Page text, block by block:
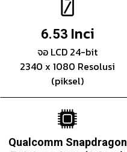
6.53 Inci
จอ LCD 24-bit
2340 x 1080 Resolusi
(piksel)
Qualcomm Snapdragon